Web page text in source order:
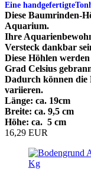
Eine
Diese Baumrinden-
Aquarium.
Ihre
Versteck dankbar
Diese Höhlen
Grad Celsius
Dadurch können die
variieren.
Länge: ca. 19cm
Breite: ca. 9,5 cm
Höhe: ca. 5 cm
16,29 EUR